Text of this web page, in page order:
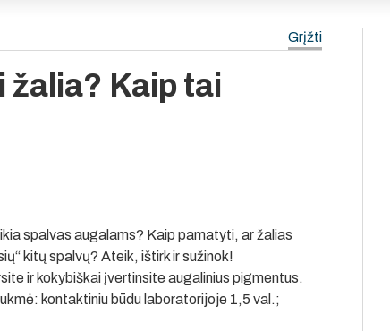
Grįžti
žalia? Kaip tai
spalvas augalams? Kaip pamatyti, ar žalias
kitų spalvų? Ateik, ištirk ir sužinok!
ir kokybiškai įvertinsite augalinius pigmentus.
kontaktiniu būdu laboratorijoje 1,5 val.;